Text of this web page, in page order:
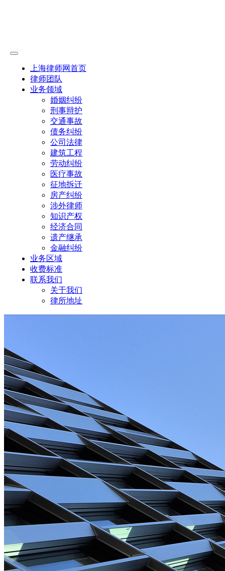
上海律师网首页
律师团队
业务领域
婚姻纠纷
刑事辩护
交通事故
债务纠纷
公司法律
建筑工程
劳动纠纷
医疗事故
征地拆迁
房产纠纷
涉外律师
知识产权
经济合同
遗产继承
金融纠纷
业务区域
收费标准
联系我们
关于我们
律所地址